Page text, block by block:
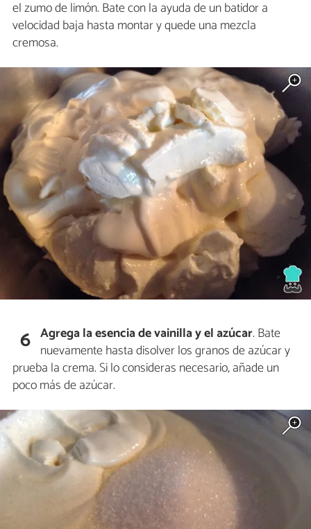
el zumo de limón. Bate con la ayuda de un batidor a
velocidad baja hasta montar y quede una mezcla
cremosa.
6 Agrega la esencia de vainilla y el azúcar. Bate
nuevamente hasta disolver los granos de azúcar y
prueba la crema. Si lo consideras necesario, añade un
poco más de azúcar.